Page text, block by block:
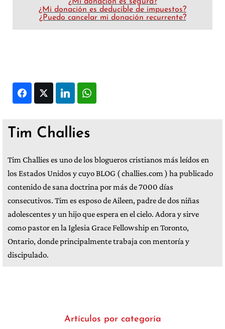
¿Mi donación es deducible de impuestos?
¿Puedo cancelar mi donación recurrente?
FacebookTwitter LinkedIn
Tim Challies
Tim Challies es uno de los blogueros cristianos más leídos en
los Estados Unidos y cuyo BLOG ( challies.com ) ha publicado
contenido de sana doctrina por más de 7000 días
consecutivos. Tim es esposo de Aileen, padre de dos niñas
adolescentes y un hijo que espera en el cielo. Adora y sirve
como pastor en la Iglesia Grace Fellowship en Toronto,
Ontario, donde principalmente trabaja con mentoría y
discipulado.
Artículos por categoría